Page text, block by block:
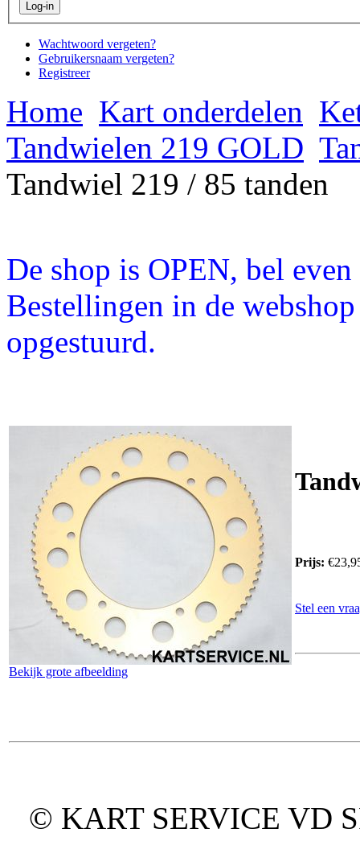
Wachtwoord vergeten?
Gebruikersnaam vergeten?
Registreer
Home Kart onderdelen
Tandwielen 219 GOLD
Tandwiel 219 / 85 tanden
De shop is OPEN, bel
Bestellingen in de
opgestuurd.
Bekijk grote afbeelding
Prijs:
Stel een
© KART SERVICE VD